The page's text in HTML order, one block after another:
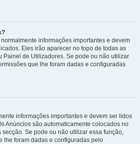
informações importantes e devem
Eles irão aparecer no topo de todas as
Painel de Utilizadores. Se pode ou não utilizar
que lhe foram dadas e configuradas
informações importantes e devem ser lidos
Anúncios são automaticamente colocados no
Se pode ou não utilizar essa função,
lhe foram dadas e configuradas pelo